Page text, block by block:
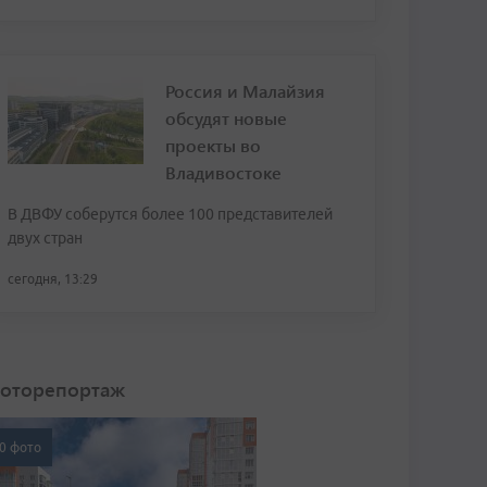
Россия и Малайзия
обсудят новые
проекты во
Владивостоке
В ДВФУ соберутся более 100 представителей
двух стран
сегодня, 13:29
фото